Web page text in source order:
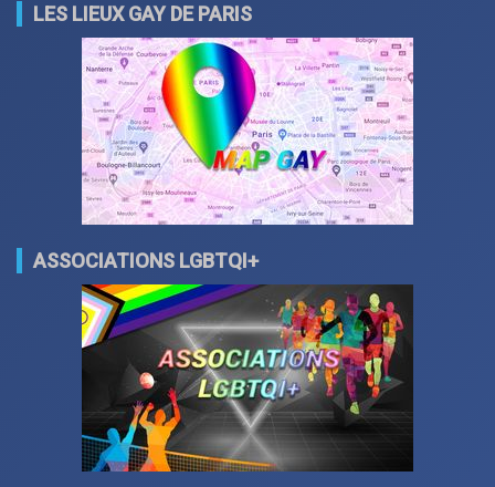
LES LIEUX GAY DE PARIS
ASSOCIATIONS LGBTQI+